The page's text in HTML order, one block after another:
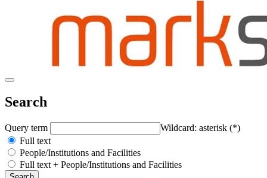
Search
Query term
Wildcard: asterisk (*)
Full text
People/Institutions and Facilities
Full text + People/Institutions and Facilities